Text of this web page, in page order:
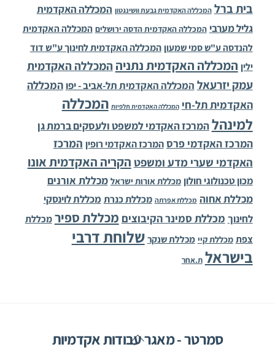
בית ברל המכללה האקדמית גבעת וושינגטון המכללה האקדמית
גליל מערבי המכללה האקדמית הדסה ירושלים המכללה האקדמית
להנדסה ע"ש סמי שמעון המכללה האקדמית לחינוך ע"ש דוד
ילין המכללה האקדמית נתניה המכללה האקדמית
עמק יזרעאל המכללה האקדמית תל-אביב - יפו המכללה
האקדמית תל-חי המכללה האקדמית תלפיות המכללה
למינהלהמרכז האקדמי למשפט ולעסקים ברמת גן
המרכז האקדמי פרס המרכז האקדמי רופין המרכז
האקדמי שערי מדע ומשפט הקריה האקדמית אונו
מכון טכנולוגי חולון מכללת אורות ישראל מכללת אורנים
מכללת אחוה מכללת אפרתה מכללת כנרת מכללת לוינסקי
לחינוך מכללת סמינר הקיבוצים מכללת ספיר מכללת
צפת מכללת קיי מכללת שנקר שלוחת דרבי
בישראל ת.אחר
Back
סמרטר - מאגר עבודות אקדמיות